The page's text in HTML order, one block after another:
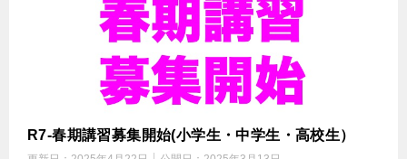
R7-春期講習募集開始(小学生・中学生・高校生）